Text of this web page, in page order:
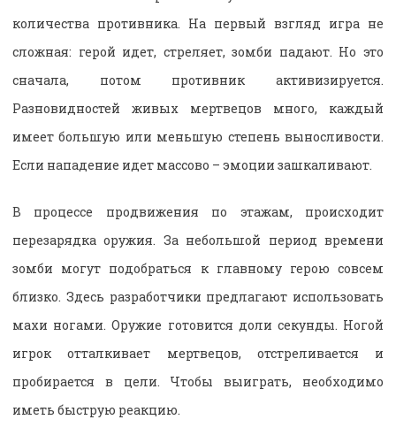
количества противника. На первый взгляд игра не
сложная: герой идет, стреляет, зомби падают. Но это
сначала, потом противник активизируется.
Разновидностей живых мертвецов много, каждый
имеет большую или меньшую степень выносливости.
Если нападение идет массово – эмоции зашкаливают.
В процессе продвижения по этажам, происходит
перезарядка оружия. За небольшой период времени
зомби могут подобраться к главному герою совсем
близко. Здесь разработчики предлагают использовать
махи ногами. Оружие готовится доли секунды. Ногой
игрок отталкивает мертвецов, отстреливается и
пробирается в цели. Чтобы выиграть, необходимо
иметь быструю реакцию.